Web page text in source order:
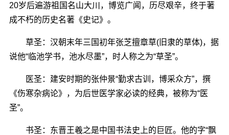
20岁后遍游祖国名山大川，博览广闻，历尽艰辛，终于著
成不朽的历史名著《史记》。
草圣：汉朝末年三国初年张芝擅章草(旧隶的草体)，据
说他“临池学书，池水尽墨”，时人称之为“草圣”。
医圣：建安时期的张仲景“勤求古训，博采众方”，撰
《伤寒杂病论》，为后世医学家必读的经典，被称为“医
圣”。
书圣：东晋王羲之是中国书法史上的巨匠。他的字“飘